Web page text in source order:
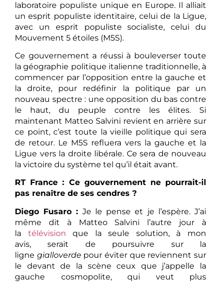
laboratoire populiste unique en Europe. Il alliait
un esprit populiste identitaire, celui de la Ligue,
avec un esprit populiste socialiste, celui du
Mouvement 5 étoiles (M5S).
Ce gouvernement a réussi à bouleverser toute
la géographie politique italienne traditionnelle, à
commencer par l’opposition entre la gauche et
la droite, pour redéfinir la politique par un
nouveau spectre : une opposition du bas contre
le haut, du peuple contre les élites. Si
maintenant Matteo Salvini revient en arrière sur
ce point, c’est toute la vieille politique qui sera
de retour. Le M5S refluera vers la gauche et la
Ligue vers la droite libérale. Ce sera de nouveau
la victoire du système tel qu’il était avant.
RT France : Ce gouvernement ne pourrait-il
pas renaître de ses cendres ?
Diego Fusaro : Je le pense et je l’espère. J’ai
même dit à Matteo Salvini l’autre jour à
la télévision que la seule solution, à mon
avis, serait de poursuivre sur la
ligne gialloverde pour éviter que reviennent sur
le devant de la scène ceux que j’appelle la
gauche
cosmopolite, qui veut plus